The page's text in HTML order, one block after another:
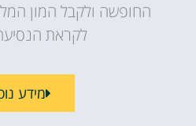
החופשה ולקבל המון
לקראת
מידע